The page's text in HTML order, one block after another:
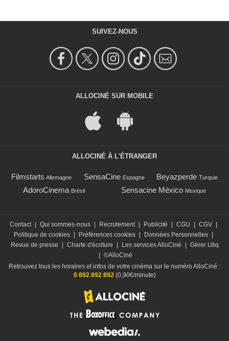
SUIVEZ-NOUS
ALLOCINÉ SUR MOBILE
ALLOCINÉ À L'ÉTRANGER
Filmstarts Allemagne SensaCine Espagne Beyazperde Turquie
AdoroCinema Brésil Sensacine México Mexique
Contact Qui sommes-nous Recrutement Publicité CGU CGV
Politique de cookies
Préférences cookies Données Personnelles
Revue de presse
Charte d'écriture Les services AlloCiné
Gérer Utiq
©AlloCiné
Retrouvez tous les horaires et infos de votre cinéma sur le numéro AlloCiné :
0 892 892 892(0,90€/minute)